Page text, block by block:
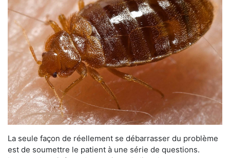
La seule façon de réellement se débarrasser du problème
est de soumettre le patient à une série de questions.